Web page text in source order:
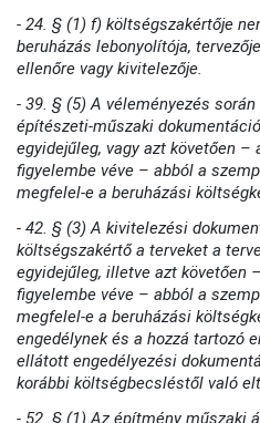
- 24. § (1) f) költségszakértője
beruházás lebonyolítója,
ellenőre vagy kivitelezője.
- 39. § (5) A véleményezés
építészeti-műszaki
egyidejűleg, vagy azt követően –
figyelembe véve – abból a
megfelel-e a beruházási
- 42. § (3) A kivitelezési
költségszakértő a terveket a
egyidejűleg, illetve azt követően
figyelembe véve – abból a
megfelel-e a beruházási
engedélynek és a hozzá tartozó
ellátott engedélyezési
korábbi költségbecsléstől való
- 52. § (1) Az építmény műszaki